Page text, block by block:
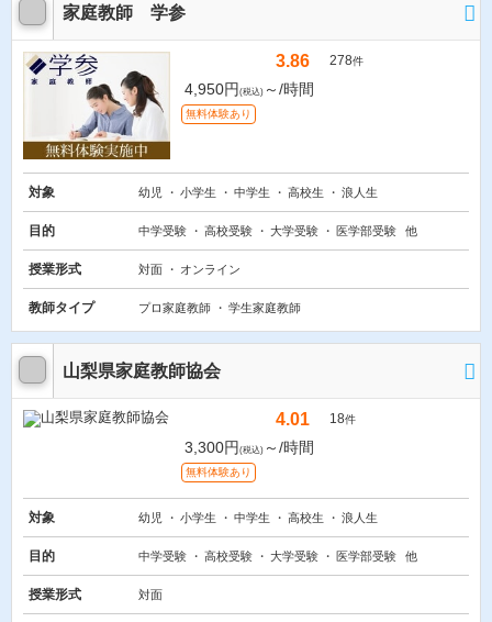
家庭教師 学参
3.86 278件
4,950円 (税込) ～/時間
無料体験あり
対象 幼児 小学生 中学生 高校生 浪人生
目的 中学受験 高校受験 大学受験 医学部受験 他
授業形式 対面 オンライン
教師タイプ プロ家庭教師 学生家庭教師
山梨県家庭教師協会
4.01 18件
3,300円 (税込) ～/時間
無料体験あり
対象 幼児 小学生 中学生 高校生 浪人生
目的 中学受験 高校受験 大学受験 医学部受験 他
授業形式 対面